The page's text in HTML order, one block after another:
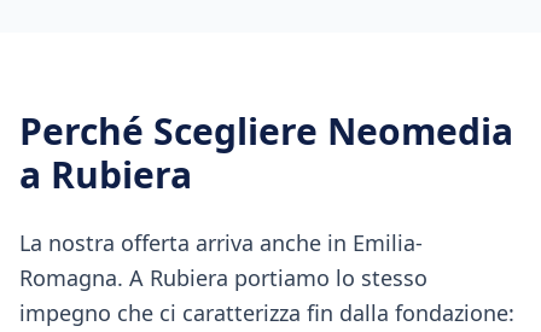
Perché Scegliere Neomedia
a Rubiera
La nostra offerta arriva anche in Emilia-
Romagna. A Rubiera portiamo lo stesso
impegno che ci caratterizza fin dalla fondazione: